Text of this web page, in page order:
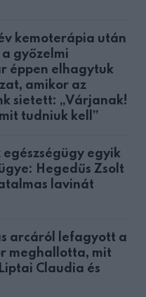
kemoterápia után
győzelmi
éppen elhagytuk
amikor az
sietett: „Várjanak!
tudniuk kell”
egészségügy egyik
Hegedűs Zsolt
lavinát
arcáról lefagyott a
meghallotta, mit
Claudia és